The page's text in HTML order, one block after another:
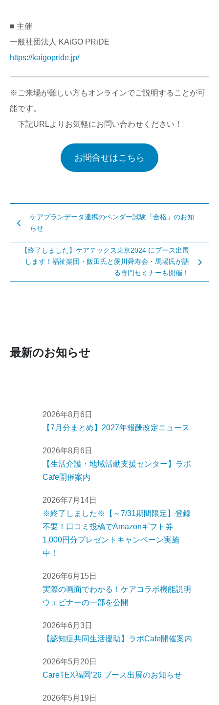
■ 主催
一般社団法人 KAiGO PRiDE
https://kaigopride.jp/
※ご来場が難しい方もオンラインでご説明することが可
能です。
下記URLよりお気軽にお問い合わせください！
お問合せはこちら
ケアプランデータ連携のベンダー試験「合格」のお知
らせ
【終了しました】ケアテックス東京2024 にブース出展
します！福祉楽団・飯田氏と愛川舜寿会・馬場氏が語
る専門セミナーも開催！
最新のお知らせ
2026年8月6日
【7月分まとめ】2027年報酬改定ニュース
2026年8月6日
【生活介護・地域活動支援センター】ラボ
Cafe開催案内
2026年7月14日
※終了しました※【～7/31期間限定】登録
不要！口コミ投稿でAmazonギフト券
1,000円分プレゼントキャンペーン実施
中！
2026年6月15日
実際の画面でわかる！ケアコラボ機能説明
ウェビナーの一部を公開
2026年6月3日
【認知症共同生活援助】ラボCafe開催案内
2026年5月20日
CareTEX福岡’26 ブース出展のお知らせ
2026年5月19日